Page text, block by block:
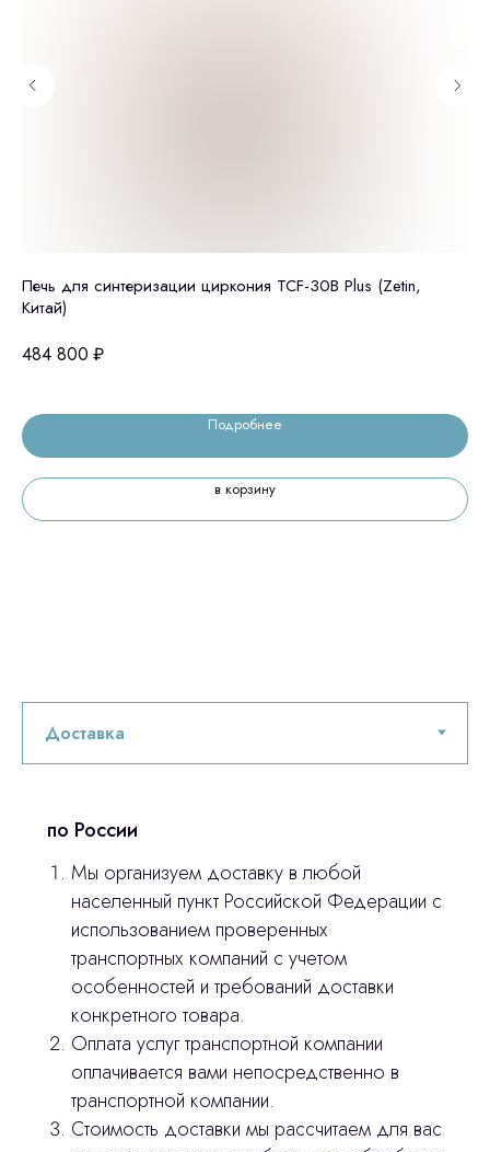
Печь для синтеризации циркония TCF-30B Plus (Zetin,
Китай)
484 800 ₽
Подробнее
в корзину
по России
Мы организуем доставку в любой
населенный пункт Российской Федерации с
использованием проверенных
транспортных компаний с учетом
особенностей и требований доставки
конкретного товара.
Оплата услуг транспортной компании
оплачивается вами непосредственно в
транспортной компании.
Стоимость доставки мы рассчитаем для вас